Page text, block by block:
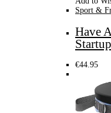
Sport &
Have
€44.95